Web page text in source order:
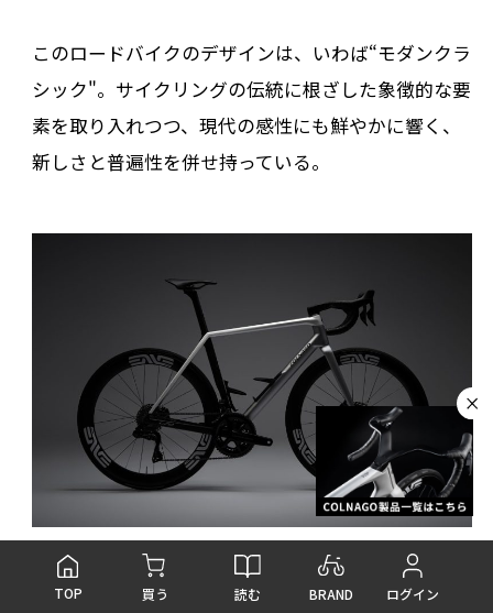
TOP 買う 読む BRAND ログイン
このロードバイクのデザインは、いわば“モダンクラ
シック"。サイクリングの伝統に根ざした象徴的な要
素を取り入れつつ、現代の感性にも鮮やかに響く、
新しさと普遍性を併せ持っている。